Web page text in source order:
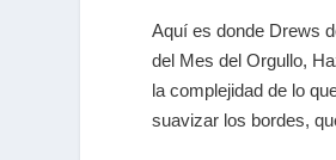
Aquí es donde Drews
del Mes del Orgullo,
la complejidad de lo
suavizar los bordes,